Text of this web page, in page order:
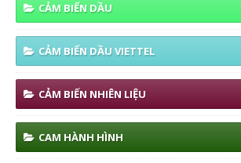
CẢM BIẾN DẦU
CẢM BIẾN DẦU VIETTEL
CẢM BIẾN NHIÊN LIỆU
CAM HÀNH HÌNH